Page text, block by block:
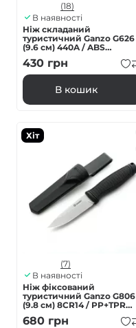
(18)
В наявності
Ніж складаний
туристичний Ganzo G626
(9.6 см) 440A / ABS
червоний
430 грн
В кошик
Хіт
(7)
В наявності
Ніж фіксований
туристичний Ganzo G806
(9.8 см) 8CR14 / PP+TPR
чорний з чохлом
680 грн